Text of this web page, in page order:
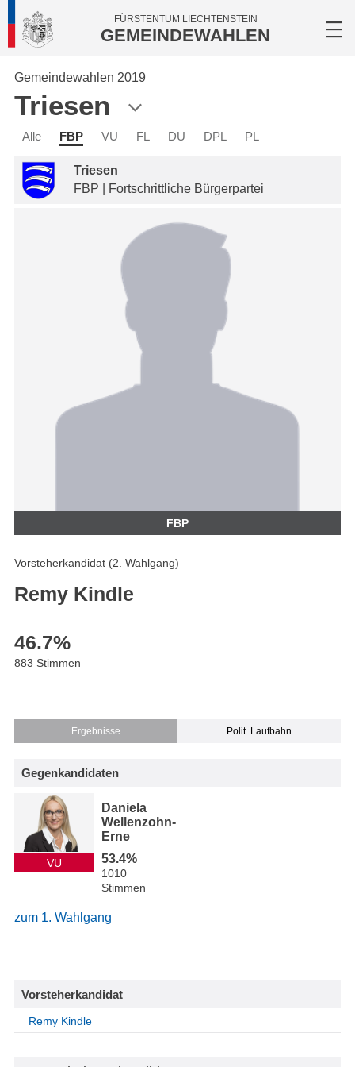
FÜRSTENTUM LIECHTENSTEIN
GEMEINDEWAHLEN
Gemeindewahlen 2019
Triesen
Alle FBP VU FL DU DPL PL
Triesen
FBP | Fortschrittliche Bürgerpartei
FBP
Vorsteherkandidat (2. Wahlgang)
Remy Kindle
46.7%
883 Stimmen
Ergebnisse Polit. Laufbahn
Gegenkandidaten
VU
Daniela
Wellenzohn-
Erne
53.4%
1010
Stimmen
zum 1. Wahlgang
Vorsteherkandidat
Remy Kindle